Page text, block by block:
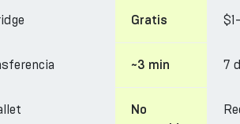
Gratis
~3 min 7
No